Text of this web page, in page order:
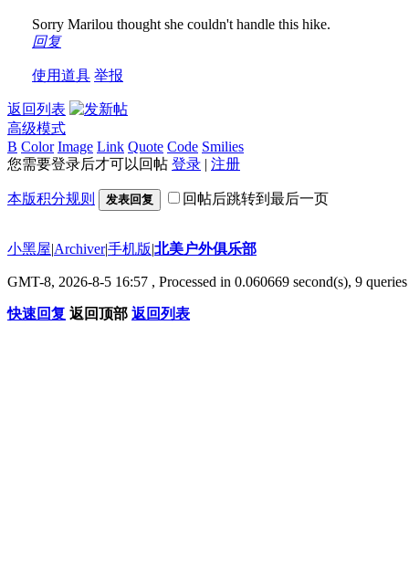
Sorry Marilou thought she couldn't handle this hike.
回复
使用道具 举报
返回列表
高级模式
B Color Image Link Quote Code Smilies
您需要登录后才可以回帖 登录 | 注册
本版积分规则 发表回复 回帖后跳转到最后一页
小黑屋|Archiver|手机版|北美户外俱乐部
GMT-8, 2026-8-5 16:57 , Processed in 0.060669 second(s), 9
快速回复 返回顶部 返回列表